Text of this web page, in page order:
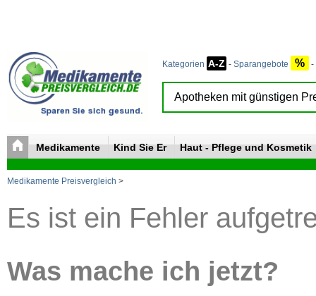
Kategorien A-Z - Sparangebote % -
Medikamente Kind Sie Er Haut - Pflege und Kosmetik
Medikamente Preisvergleich >
Es ist ein Fehler
Was mache ich jetzt?